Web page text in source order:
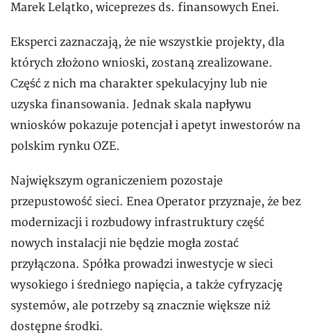
Marek Lelątko, wiceprezes ds. finansowych Enei.
Eksperci zaznaczają, że nie wszystkie projekty, dla
których złożono wnioski, zostaną zrealizowane.
Część z nich ma charakter spekulacyjny lub nie
uzyska finansowania. Jednak skala napływu
wniosków pokazuje potencjał i apetyt inwestorów na
polskim rynku OZE.
Największym ograniczeniem pozostaje
przepustowość sieci. Enea Operator przyznaje, że bez
modernizacji i rozbudowy infrastruktury część
nowych instalacji nie będzie mogła zostać
przyłączona. Spółka prowadzi inwestycje w sieci
wysokiego i średniego napięcia, a także cyfryzację
systemów, ale potrzeby są znacznie większe niż
dostępne środki.